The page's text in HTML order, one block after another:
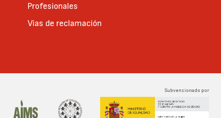
Profesionales
Vías de reclamación
Subvencionado por